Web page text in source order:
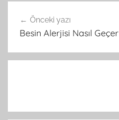
gezinmesi
Önceki yazı
Besin Alerjisi Nasıl Geçer